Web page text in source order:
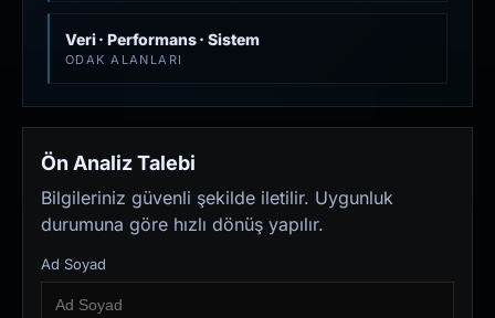
Veri · Performans · Sistem
ODAK ALANLARI
Ön Analiz Talebi
Bilgileriniz güvenli şekilde iletilir. Uygunluk
durumuna göre hızlı dönüş yapılır.
Ad Soyad